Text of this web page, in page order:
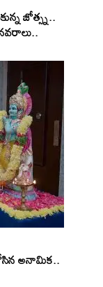
జోత్స్న..
అనామిక..